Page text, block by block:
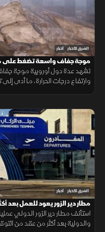
الشرق للأخبار أخبار
موجة جفاف واسعة تضغط على
تشهد عدة دول أوروبية موجة
وارتفاع درجات الحرارة، ما أدى إلى
الشرق للأخبار أخبار
مطار دير الزور يعود للعمل بعد
استأنف مطار دير الزور الدولي
والدولية بعد أكثر من عقد من